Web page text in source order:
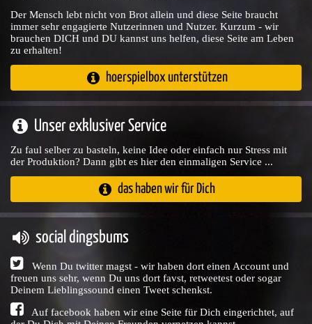
Der Mensch lebt nicht von Brot allein und diese Seite braucht
immer sehr engagierte Nutzerinnen und Nutzer. Kurzum - wir
brauchen DICH und DU kannst uns helfen, diese Seite am Leben
zu erhalten!
hoerspielbox unterstützen
Unser exklusiver Service
Zu faul selber zu basteln, keine Idee oder einfach nur Stress mit
der Produktion? Dann gibt es hier den einmaligen Service ...
das haben wir für Dich
social dingsbums
Wenn Du twitter magst - wir haben dort einen Account und
freuen uns sehr, wenn Du uns dort favst, retweetest oder sogar
Deinem Lieblingssound einen Tweet schenkst.
Auf facebook haben wir eine Seite für Dich eingerichtet, auf